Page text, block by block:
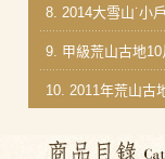
8. 2014大雪山˙小
9. 甲級荒山古地10
10. 2011年荒山古